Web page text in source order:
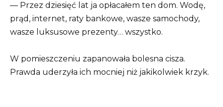
— Przez dziesięć lat ja opłacałem ten dom. Wodę,
prąd, internet, raty bankowe, wasze samochody,
wasze luksusowe prezenty… wszystko.
W pomieszczeniu zapanowała bolesna cisza.
Prawda uderzyła ich mocniej niż jakikolwiek krzyk.